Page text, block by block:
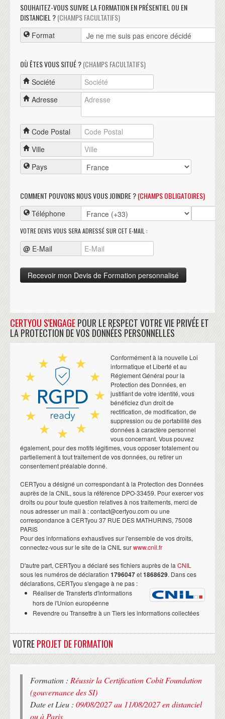
SOUHAITEZ-VOUS SUIVRE LA FORMATION EN PRÉSENTIEL OU EN
DISTANCIEL ?(CHAMPS FACULTATIFS)
Format
OÙ ÊTES VOUS SITUÉ ?(CHAMPS FACULTATIFS)
Société
Adresse
Code Postal
Ville
Pays
COMMENT POUVONS NOUS VOUS JOINDRE ?(CHAMPS OBLIGATOIRES)
Téléphone
VOTRE DEVIS VOUS SERA ADRESSÉ SUR CET E-MAIL :
@ E-Mail
CERTYOU S'ENGAGEPOUR LE RESPECT VOTRE VIE PRIVÉE ET
LA PROTECTION DE VOS DONNÉES PERSONNELLES
Conformément à la nouvelle Loi
informatique et Liberté et au
Réglement Général pour la
Protection des Données, en
justifiant de votre identité, vous
bénéficiez d'un droit de
rectification, de modification, de
suppression ou de portabilité des
données à caractère personnel
vous concernant. Vous pouvez
également, pour des motifs légitimes, vous opposer totalement ou
partiellement à tout traitement de vos données, ou retirer un
consentement préalable donné.
CERTyou a désigné un correspondant à la Protection des Données
auprès de la CNIL, sous la référence DPO-33459. Pour exercer vos
droits ou pour toute question relatives à nos traitements, merci de
nous adresser un mail à : contact@certyou.com ou une
correspondance à CERTyou 37 RUE DES MATHURINS, 75008
PARIS
Pour des informations exhaustives sur l'ensemble de vos droits,
connectez-vous sur le site de la CNIL surwww.cnil.fr
D'autre part, CERTyou a déclaré ses fichiers auprès de la CNIL
sous les numéros de déclaration 1796047et1868629. Dans ces
déclarations, CERTyou s'engage à ne pas :
Réaliser de Transferts d'informations
hors de l'Union européenne
Revendre ou Transettre à un Tiers les informations collectées
VOTREPROJET DE FORMATION
Formation : Réussir la Certification Cobit Foundation
(gouvernance des SI)
Date et Lieu : 09/08/2027 au 11/08/2027 en distanciel
ou à Paris